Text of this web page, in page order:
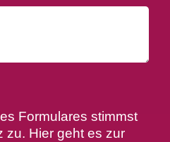
Formulares stimmst
zu. Hier geht es zur